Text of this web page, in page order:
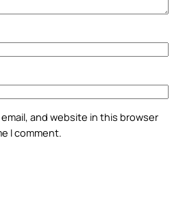
email, and website in this browser
I comment.